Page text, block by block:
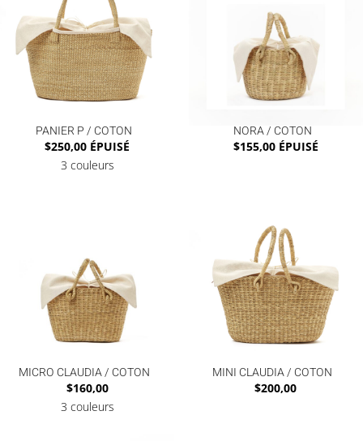
PANIER P / COTON
$250,00 ÉPUISÉ
3 couleurs
NORA / COTON
$155,00 ÉPUISÉ
MICRO CLAUDIA / COTON
$160,00
3 couleurs
MINI CLAUDIA / COTON
$200,00